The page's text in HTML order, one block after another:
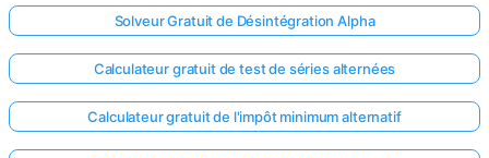
Solveur Gratuit de Désintégration Alpha
Calculateur gratuit de test de séries alternées
Calculateur gratuit de l'impôt minimum alternatif